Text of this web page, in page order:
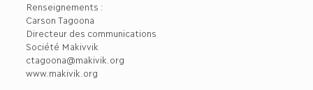
Renseignements :
Carson Tagoona
Directeur des communications
Société Makivvik
ctagoona@makivik.org
www.makivik.org